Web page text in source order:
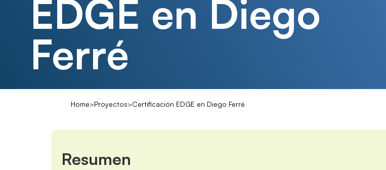
EDGE en Diego
Ferré
Home>Proyectos>Certificación EDGE en Diego Ferré
Resumen